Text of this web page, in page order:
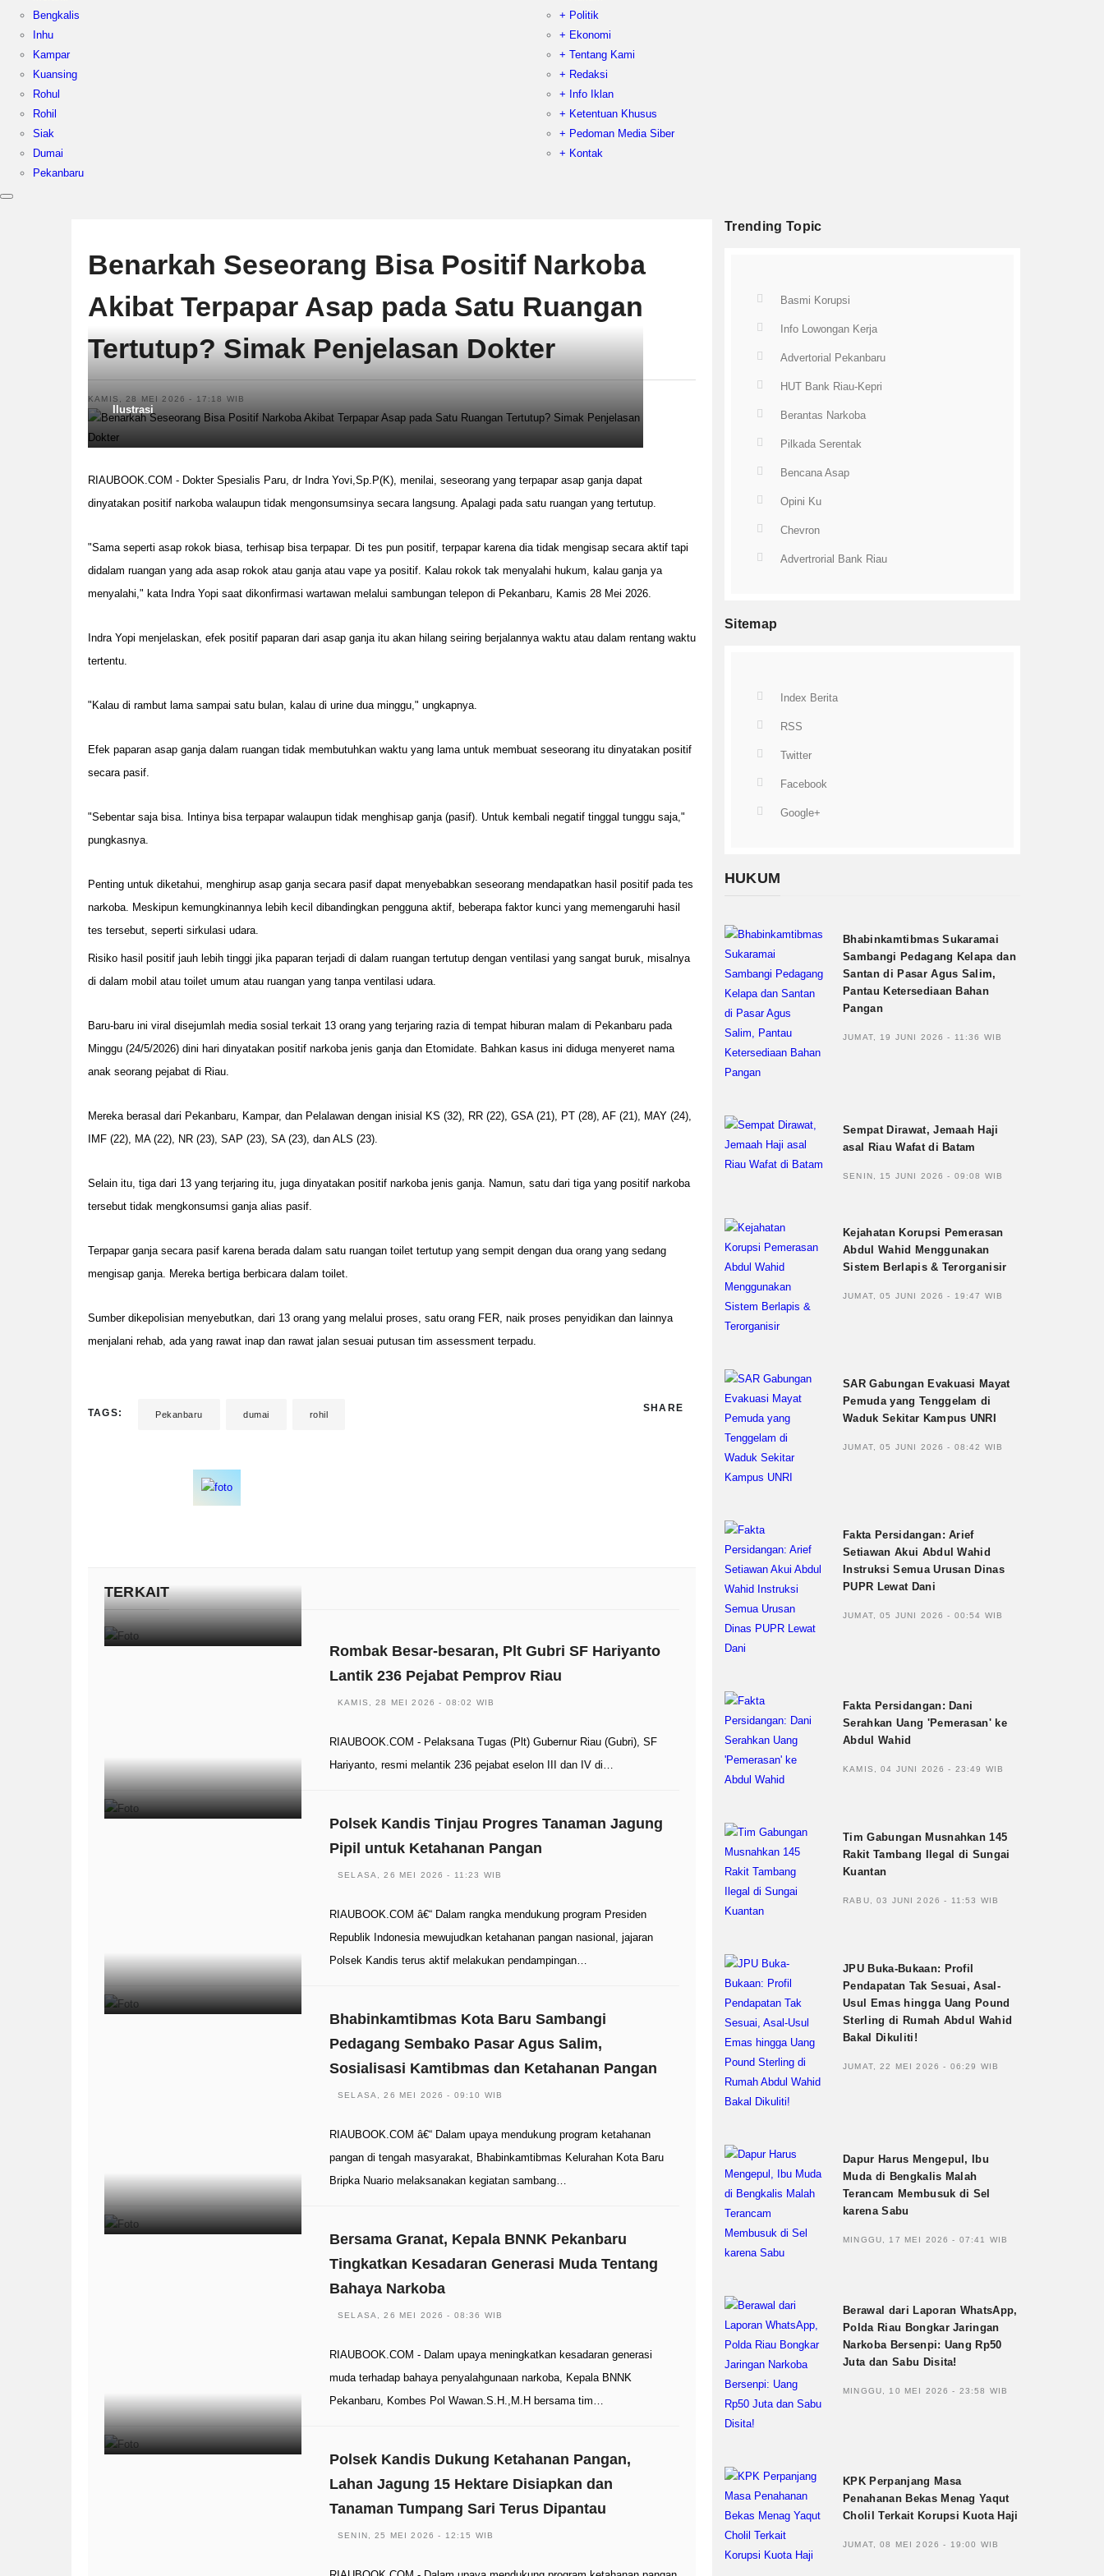
Bengkalis
Inhu
Kampar
Kuansing
Rohul
Rohil
Siak
Dumai
Pekanbaru
+ Politik
+ Ekonomi
+ Tentang Kami
+ Redaksi
+ Info Iklan
+ Ketentuan Khusus
+ Pedoman Media Siber
+ Kontak
Benarkah Seseorang Bisa Positif Narkoba
Akibat Terpapar Asap pada Satu Ruangan
Tertutup? Simak Penjelasan Dokter
KAMIS, 28 MEI 2026 - 17:18 WIB
Ilustrasi
RIAUBOOK.COM - Dokter Spesialis Paru, dr Indra Yovi,Sp.P(K), menilai, seseorang yang terpapar asap ganja dapat
dinyatakan positif narkoba walaupun tidak mengonsumsinya secara langsung. Apalagi pada satu ruangan yang tertutup.
"Sama seperti asap rokok biasa, terhisap bisa terpapar. Di tes pun positif, terpapar karena dia tidak mengisap secara aktif tapi
didalam ruangan yang ada asap rokok atau ganja atau vape ya positif. Kalau rokok tak menyalahi hukum, kalau ganja ya
menyalahi," kata Indra Yopi saat dikonfirmasi wartawan melalui sambungan telepon di Pekanbaru, Kamis 28 Mei 2026.
Indra Yopi menjelaskan, efek positif paparan dari asap ganja itu akan hilang seiring berjalannya waktu atau dalam rentang waktu
tertentu.
"Kalau di rambut lama sampai satu bulan, kalau di urine dua minggu," ungkapnya.
Efek paparan asap ganja dalam ruangan tidak membutuhkan waktu yang lama untuk membuat seseorang itu dinyatakan positif
secara pasif.
"Sebentar saja bisa. Intinya bisa terpapar walaupun tidak menghisap ganja (pasif). Untuk kembali negatif tinggal tunggu saja,"
pungkasnya.
Penting untuk diketahui, menghirup asap ganja secara pasif dapat menyebabkan seseorang mendapatkan hasil positif pada tes
narkoba. Meskipun kemungkinannya lebih kecil dibandingkan pengguna aktif, beberapa faktor kunci yang memengaruhi hasil
tes tersebut, seperti sirkulasi udara.
Risiko hasil positif jauh lebih tinggi jika paparan terjadi di dalam ruangan tertutup dengan ventilasi yang sangat buruk, misalnya
di dalam mobil atau toilet umum atau ruangan yang tanpa ventilasi udara.
Baru-baru ini viral disejumlah media sosial terkait 13 orang yang terjaring razia di tempat hiburan malam di Pekanbaru pada
Minggu (24/5/2026) dini hari dinyatakan positif narkoba jenis ganja dan Etomidate. Bahkan kasus ini diduga menyeret nama
anak seorang pejabat di Riau.
Mereka berasal dari Pekanbaru, Kampar, dan Pelalawan dengan inisial KS (32), RR (22), GSA (21), PT (28), AF (21), MAY (24),
IMF (22), MA (22), NR (23), SAP (23), SA (23), dan ALS (23).
Selain itu, tiga dari 13 yang terjaring itu, juga dinyatakan positif narkoba jenis ganja. Namun, satu dari tiga yang positif narkoba
tersebut tidak mengkonsumsi ganja alias pasif.
Terpapar ganja secara pasif karena berada dalam satu ruangan toilet tertutup yang sempit dengan dua orang yang sedang
mengisap ganja. Mereka bertiga berbicara dalam toilet.
Sumber dikepolisian menyebutkan, dari 13 orang yang melalui proses, satu orang FER, naik proses penyidikan dan lainnya
menjalani rehab, ada yang rawat inap dan rawat jalan sesuai putusan tim assessment terpadu.
TAGS: Pekanbaru dumai rohil
SHARE
TERKAIT
Rombak Besar-besaran, Plt Gubri SF Hariyanto
Lantik 236 Pejabat Pemprov Riau
KAMIS, 28 MEI 2026 - 08:02 WIB
RIAUBOOK.COM - Pelaksana Tugas (Plt) Gubernur Riau (Gubri), SF
Hariyanto, resmi melantik 236 pejabat eselon III dan IV di…
Polsek Kandis Tinjau Progres Tanaman Jagung
Pipil untuk Ketahanan Pangan
SELASA, 26 MEI 2026 - 11:23 WIB
RIAUBOOK.COM â€“ Dalam rangka mendukung program Presiden
Republik Indonesia mewujudkan ketahanan pangan nasional, jajaran
Polsek Kandis terus aktif melakukan pendampingan…
Bhabinkamtibmas Kota Baru Sambangi
Pedagang Sembako Pasar Agus Salim,
Sosialisasi Kamtibmas dan Ketahanan Pangan
SELASA, 26 MEI 2026 - 09:10 WIB
RIAUBOOK.COM â€“ Dalam upaya mendukung program ketahanan
pangan di tengah masyarakat, Bhabinkamtibmas Kelurahan Kota Baru
Bripka Nuario melaksanakan kegiatan sambang…
Bersama Granat, Kepala BNNK Pekanbaru
Tingkatkan Kesadaran Generasi Muda Tentang
Bahaya Narkoba
SELASA, 26 MEI 2026 - 08:36 WIB
RIAUBOOK.COM - Dalam upaya meningkatkan kesadaran generasi
muda terhadap bahaya penyalahgunaan narkoba, Kepala BNNK
Pekanbaru, Kombes Pol Wawan.S.H.,M.H bersama tim…
Polsek Kandis Dukung Ketahanan Pangan,
Lahan Jagung 15 Hektare Disiapkan dan
Tanaman Tumpang Sari Terus Dipantau
SENIN, 25 MEI 2026 - 12:15 WIB
Trending Topic
Basmi Korupsi
Info Lowongan Kerja
Advertorial Pekanbaru
HUT Bank Riau-Kepri
Berantas Narkoba
Pilkada Serentak
Bencana Asap
Opini Ku
Chevron
Advertrorial Bank Riau
Sitemap
Index Berita
RSS
Twitter
Facebook
Google+
HUKUM
Bhabinkamtibmas Sukaramai
Sambangi Pedagang Kelapa dan
Santan di Pasar Agus Salim,
Pantau Ketersediaan Bahan
Pangan
JUMAT, 19 JUNI 2026 - 11:36 WIB
Sempat Dirawat, Jemaah Haji
asal Riau Wafat di Batam
SENIN, 15 JUNI 2026 - 09:08 WIB
Kejahatan Korupsi Pemerasan
Abdul Wahid Menggunakan
Sistem Berlapis & Terorganisir
JUMAT, 05 JUNI 2026 - 19:47 WIB
SAR Gabungan Evakuasi Mayat
Pemuda yang Tenggelam di
Waduk Sekitar Kampus UNRI
JUMAT, 05 JUNI 2026 - 08:42 WIB
Fakta Persidangan: Arief
Setiawan Akui Abdul Wahid
Instruksi Semua Urusan Dinas
PUPR Lewat Dani
JUMAT, 05 JUNI 2026 - 00:54 WIB
Fakta Persidangan: Dani
Serahkan Uang 'Pemerasan' ke
Abdul Wahid
KAMIS, 04 JUNI 2026 - 23:49 WIB
Tim Gabungan Musnahkan 145
Rakit Tambang Ilegal di Sungai
Kuantan
RABU, 03 JUNI 2026 - 11:53 WIB
JPU Buka-Bukaan: Profil
Pendapatan Tak Sesuai, Asal-
Usul Emas hingga Uang Pound
Sterling di Rumah Abdul Wahid
Bakal Dikuliti!
JUMAT, 22 MEI 2026 - 06:29 WIB
Dapur Harus Mengepul, Ibu
Muda di Bengkalis Malah
Terancam Membusuk di Sel
karena Sabu
MINGGU, 17 MEI 2026 - 07:41 WIB
Berawal dari Laporan WhatsApp,
Polda Riau Bongkar Jaringan
Narkoba Bersenpi: Uang Rp50
Juta dan Sabu Disita!
MINGGU, 10 MEI 2026 - 23:58 WIB
KPK Perpanjang Masa
Penahanan Bekas Menag Yaqut
Cholil Terkait Korupsi Kuota Haji
JUMAT, 08 MEI 2026 - 19:00 WIB